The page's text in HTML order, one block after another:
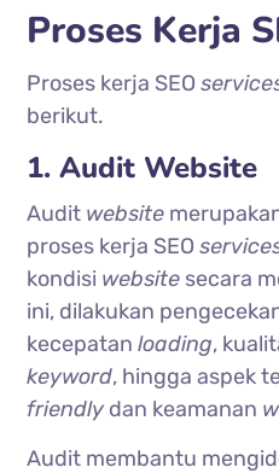
Proses Kerja
Proses kerja SEO
berikut.
1. Audit Website
Audit website
proses kerja SEO
kondisi website secara
ini, dilakukan
kecepatanloading,
keyword, hingga aspek
friendly dan keamanan
Audit membantu